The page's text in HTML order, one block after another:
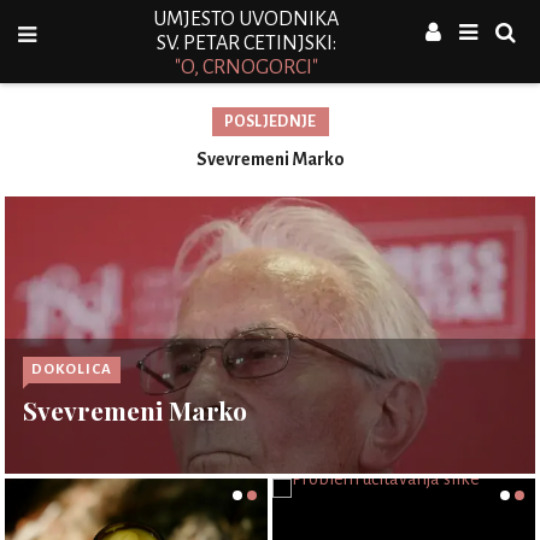
UMJESTO UVODNIKA
SV. PETAR CETINJSKI:
"O, CRNOGORCI"
POSLJEDNJE
Svevremeni Marko
DOKOLICA
Svevremeni Marko